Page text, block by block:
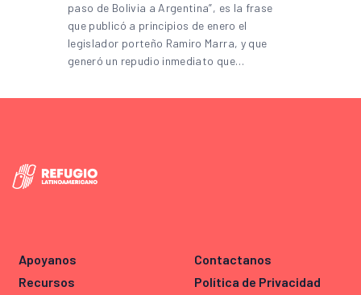
paso de Bolivia a Argentina”, es la frase
que publicó a principios de enero el
legislador porteño Ramiro Marra, y que
generó un repudio inmediato que…
Apoyanos
Recursos
Contactanos
Política de Privacidad